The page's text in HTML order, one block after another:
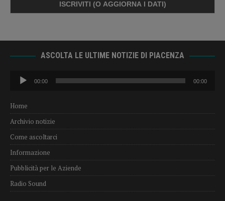
ASCOLTA LE ULTIME NOTIZIE DI PIACENZA
Audio
Player
00:00 00:00
Home
Archivio notizie
Come ascoltarci
Informazione
Pubblicità per le Aziende
Radio Sound